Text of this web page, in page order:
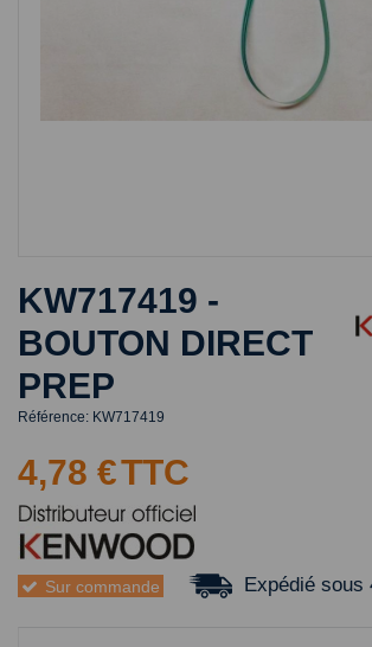
KW717419 -
BOUTON DIRECT
PREP
Référence: KW717419
4,78 €TTC
Sur commande Expédié sous